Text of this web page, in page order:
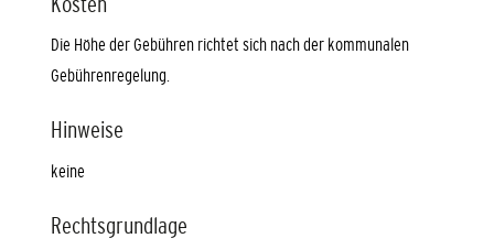
Die Höhe der Gebühren richtet sich nach der kommunalen
Gebührenregelung.
Hinweise
keine
Rechtsgrundlage